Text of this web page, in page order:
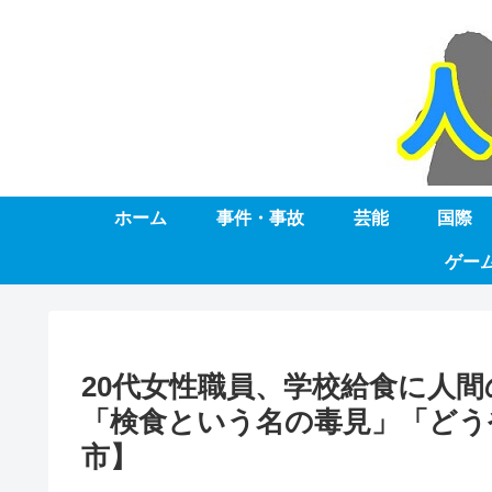
ホーム 事件・事故 芸能 国際
ゲー
20代女性職員、学校給食に人
「検食という名の毒見」「ど
市】